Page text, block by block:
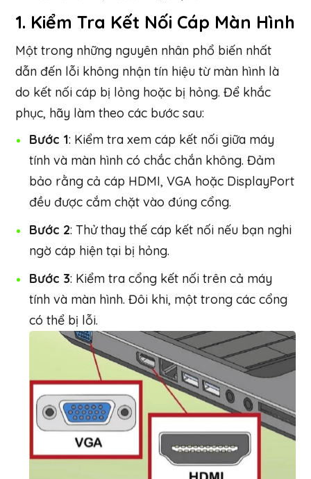
1. Kiểm Tra Kết Nối Cáp Màn Hình
Một trong những nguyên nhân phổ biến nhất
dẫn đến lỗi không nhận tín hiệu từ màn hình là
do kết nối cáp bị lỏng hoặc bị hỏng. Để khắc
phục, hãy làm theo các bước sau:
Bước 1: Kiểm tra xem cáp kết nối giữa máy
tính và màn hình có chắc chắn không. Đảm
bảo rằng cả cáp HDMI, VGA hoặc DisplayPort
đều được cắm chặt vào đúng cổng.
Bước 2: Thử thay thế cáp kết nối nếu bạn nghi
ngờ cáp hiện tại bị hỏng.
Bước 3: Kiểm tra cổng kết nối trên cả máy
tính và màn hình. Đôi khi, một trong các cổng
có thể bị lỗi.